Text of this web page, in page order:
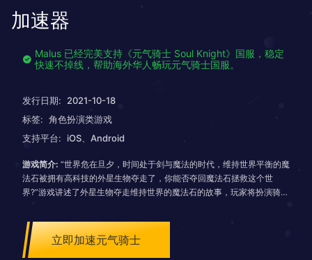
加速器
Malus 已经完美支持《元气骑士 Soul Knight》国服，稳定
快速不掉线，帮助海外华人畅玩元气骑士国服。
发行日期:
2021-10-18
标签: 角色扮演类游戏
支持平台:
iOS、Android
游戏简介: “世界危在旦夕，时间处于剑与魔法的时代，维持世界平衡的魔
法石被拥有高科技的外星生物夺走了，你能否夺回魔法石拯救这个世
界?”游戏讲述了外星生物夺走维持世界的魔法石的故事，玩家将扮演骑
立即加速元气骑士